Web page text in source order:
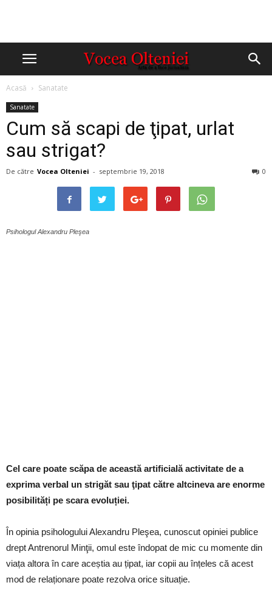
Acasă Sanatate
Sanatate
Cum să scapi de ţipat, urlat
sau strigat?
De către Vocea Olteniei - septembrie 19, 2018 0
Psihologul Alexandru Pleşea
Cel care poate scăpa de această artificială activitate de a
exprima verbal un strigăt sau ţipat către altcineva are enorme
posibilități pe scara evoluției.
În opinia psihologului Alexandru Pleşea, cunoscut opiniei publice
drept Antrenorul Minţii, omul este îndopat de mic cu momente din
viața altora în care aceștia au țipat, iar copii au înțeles că acest
mod de relaționare poate rezolva orice situație.